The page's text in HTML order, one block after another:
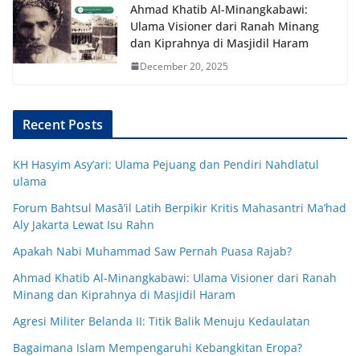
Ahmad Khatib Al-Minangkabawi:
Ulama Visioner dari Ranah Minang
dan Kiprahnya di Masjidil Haram
December 20, 2025
Recent Posts
KH Hasyim Asy’ari: Ulama Pejuang dan Pendiri Nahdlatul
ulama
Forum Bahtsul Masā’il Latih Berpikir Kritis Mahasantri Ma’had
Aly Jakarta Lewat Isu Rahn
Apakah Nabi Muhammad Saw Pernah Puasa Rajab?
Ahmad Khatib Al-Minangkabawi: Ulama Visioner dari Ranah
Minang dan Kiprahnya di Masjidil Haram
Agresi Militer Belanda II: Titik Balik Menuju Kedaulatan
Bagaimana Islam Mempengaruhi Kebangkitan Eropa?